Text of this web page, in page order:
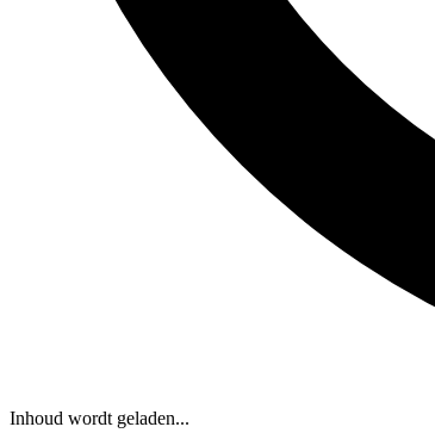
Inhoud wordt geladen...